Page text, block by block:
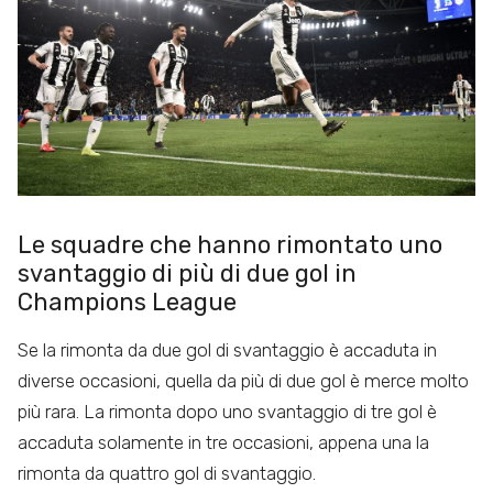
Le squadre che hanno rimontato uno
svantaggio di più di due gol in
Champions League
Se la rimonta da due gol di svantaggio è accaduta in
diverse occasioni, quella da più di due gol è merce molto
più rara. La rimonta dopo uno svantaggio di tre gol è
accaduta solamente in tre occasioni, appena una la
rimonta da quattro gol di svantaggio.